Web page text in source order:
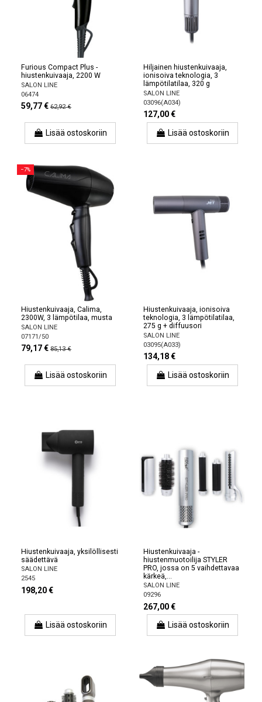
Furious Compact Plus -
hiustenkuivaaja, 2200 W
SALON LINE
06474
59,77 € 62,92 €
Lisää ostoskoriin
Hiljainen hiustenkuivaaja,
ionisoiva teknologia, 3
lämpötilatilaa, 320 g
SALON LINE
03096(A034)
127,00 €
Lisää ostoskoriin
−7%
Hiustenkuivaaja, Calima,
2300W, 3 lämpötilaa, musta
SALON LINE
07171/50
79,17 € 85,13 €
Lisää ostoskoriin
Hiustenkuivaaja, ionisoiva
teknologia, 3 lämpötilatilaa,
275 g + diffuusori
SALON LINE
03095(A033)
134,18 €
Lisää ostoskoriin
Hiustenkuivaaja, yksilöllisesti
säädettävä
SALON LINE
2545
198,20 €
Lisää ostoskoriin
Hiustenkuivaaja -
hiustenmuotoilija STYLER
PRO, jossa on 5 vaihdettavaa
kärkeä,...
SALON LINE
09296
267,00 €
Lisää ostoskoriin